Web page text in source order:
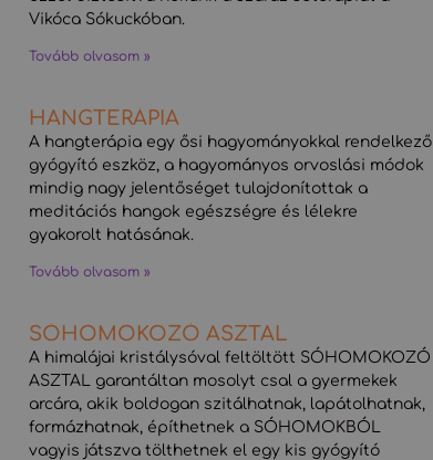
Vikóca Sókuckóban.
Tovább olvasom »
HANGTERÁPIA
A hangterápia egy ősi hagyományokkal rendelkező
gyógyító eszköz, a hagyományos orvoslási módok
mindig nagy jelentőséget tulajdonítottak a
meditációs hangok egészségre és lélekre
gyakorolt hatásának.
Tovább olvasom »
SÓHOMOKOZÓ ASZTAL
A himalájai kristálysóval feltöltött SÓHOMOKOZÓ
ASZTAL garantáltan mosolyt csal a gyermekek
arcára, akik boldogan szitálhatnak, lapátolhatnak,
formázhatnak, építhetnek a SÓHOMOKBÓL
vagyis játszva tölthetnek el egy kis gyógyító